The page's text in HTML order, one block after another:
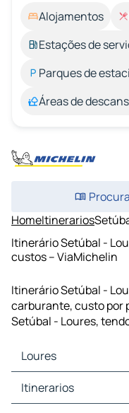
Alojamentos
Estações de
Parques de
Áreas de
HomeItinerarios
Itinerário Setúbal -
custos – ViaMichelin
Itinerário Setúbal -
carburante, custo por
Setúbal - Loures,
Loures
Loures Mapas Plantas
Loures Trafego
Itinerarios